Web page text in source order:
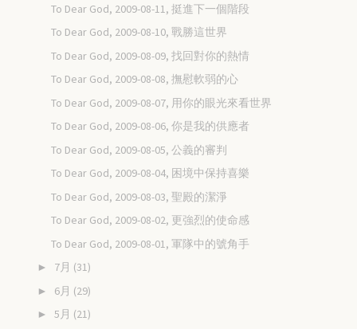
To Dear God, 2009-08-11, 挺進下一個階段
To Dear God, 2009-08-10, 戰勝這世界
To Dear God, 2009-08-09, 找回對你的熱情
To Dear God, 2009-08-08, 撫慰軟弱的心
To Dear God, 2009-08-07, 用你的眼光來看世界
To Dear God, 2009-08-06, 你是我的供應者
To Dear God, 2009-08-05, 公義的審判
To Dear God, 2009-08-04, 困境中保持喜樂
To Dear God, 2009-08-03, 聖殿的潔淨
To Dear God, 2009-08-02, 更強烈的使命感
To Dear God, 2009-08-01, 軍隊中的號角手
► 7月 (31)
► 6月 (29)
► 5月 (21)